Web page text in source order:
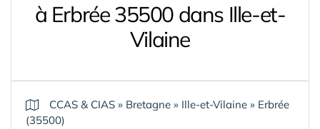
à Erbrée 35500 dans Ille-et-
Vilaine
CCAS & CIAS » Bretagne » Ille-et-Vilaine » Erbrée
(35500)